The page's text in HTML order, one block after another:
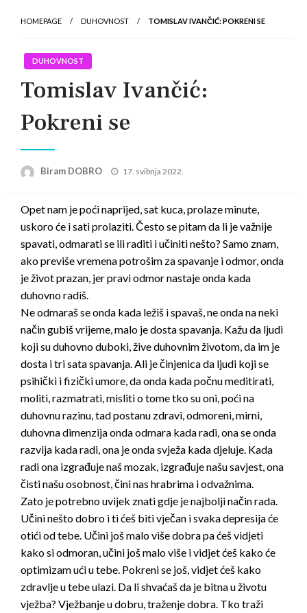
HOMEPAGE DUHOVNOST TOMISLAV IVANČIĆ: POKRENI SE
DUHOVNOST
Tomislav Ivančić:
Pokreni se
Biram DOBRO
Posted
17. svibnja 2022.
Opet nam je poći naprijed, sat kuca, prolaze minute,
uskoro će i sati prolaziti. Često se pitam da li je važnije
spavati, odmarati se ili raditi i učiniti nešto? Samo znam,
ako previše vremena potrošim za spavanje i odmor, onda
je život prazan, jer pravi odmor nastaje onda kada
duhovno radiš.
Ne odmaraš se onda kada ležiš i spavaš, ne onda na neki
način gubiš vrijeme, malo je dosta spavanja. Kažu da ljudi
koji su duhovno duboki, žive duhovnim životom, da im je
dosta i tri sata spavanja. Ali je činjenica da ljudi koji se
psihički i fizički umore, da onda kada počnu meditirati,
moliti, razmatrati, misliti o tome tko su oni, poći na
duhovnu razinu, tad postanu zdravi, odmoreni, mirni,
duhovna dimenzija onda odmara kada radi, ona se onda
razvija kada radi, ona je onda svježa kada djeluje. Kada
radi ona izgrađuje naš mozak, izgrađuje našu savjest, ona
čisti našu osobnost, čini nas hrabrima i odvažnima.
Zato je potrebno uvijek znati gdje je najbolji način rada.
Učini nešto dobro i ti ćeš biti vječan i svaka depresija će
otići od tebe. Učini još malo više dobra pa ćeš vidjeti
kako si odmoran, učini još malo više i vidjet ćeš kako će
optimizam ući u tebe. Pokreni se još, vidjet ćeš kako
zdravlje u tebe ulazi. Da li shvaćaš da je bitna u životu
vježba? Vježbanje u dobru, traženje dobra. Tko traži